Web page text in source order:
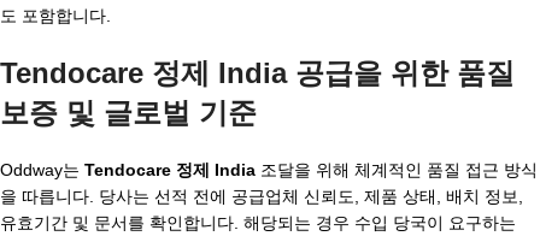
도 포함합니다.
Tendocare 정제 India 공급을 위한 품질
보증 및 글로벌 기준
Oddway는 Tendocare 정제 India 조달을 위해 체계적인 품질 접근 방식
을 따릅니다. 당사는 선적 전에 공급업체 신뢰도, 제품 상태, 배치 정보,
유효기간 및 문서를 확인합니다. 해당되는 경우 수입 당국이 요구하는